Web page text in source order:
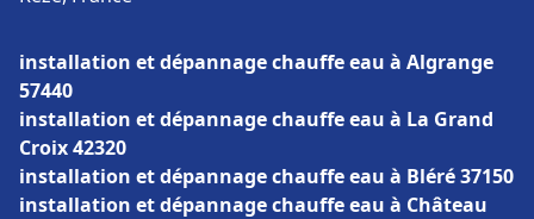
installation et dépannage chauffe eau à Algrange
57440
installation et dépannage chauffe eau à La Grand
Croix 42320
installation et dépannage chauffe eau à Bléré 37150
installation et dépannage chauffe eau à Château